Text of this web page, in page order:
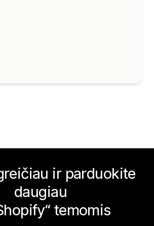
ir parduokite
daugiau
temomis